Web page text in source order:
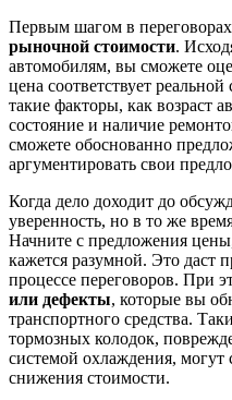
Первым шагом в переговорах
рыночной стоимости.
автомобилям, вы сможете
цена соответствует
такие факторы, как возраст
состояние и наличие
сможете обоснованно
аргументировать свои
Когда дело доходит до
уверенность, но в то же
Начните с предложения
кажется разумной. Это даст
процессе переговоров. При
или дефекты, которые вы
транспортного средства.
тормозных колодок,
системой охлаждения,
снижения стоимости.